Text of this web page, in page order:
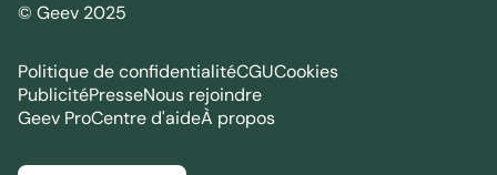
© Geev 2025
Politique de confidentialitéCGUCookies
PublicitéPresseNous rejoindre
Geev ProCentre d'aideÀ propos